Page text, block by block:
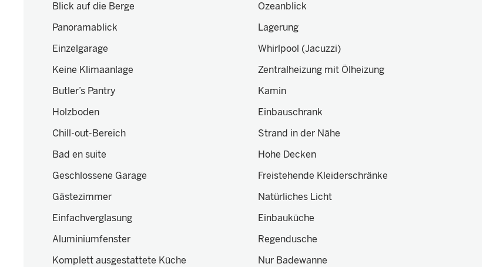
Blick auf die Berge
Ozeanblick
Panoramablick
Lagerung
Einzelgarage
Whirlpool (Jacuzzi)
Keine Klimaanlage
Zentralheizung mit Ölheizung
Butler’s Pantry
Kamin
Holzboden
Einbauschrank
Chill-out-Bereich
Strand in der Nähe
Bad en suite
Hohe Decken
Geschlossene Garage
Freistehende Kleiderschränke
Gästezimmer
Natürliches Licht
Einfachverglasung
Einbauküche
Aluminiumfenster
Regendusche
Komplett ausgestattete Küche
Nur Badewanne